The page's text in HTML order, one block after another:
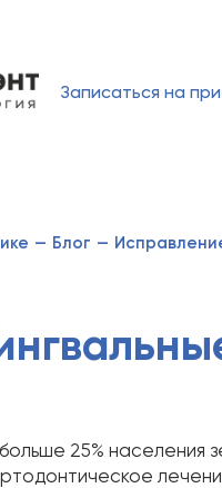
Записаться на
— Блог —
25%